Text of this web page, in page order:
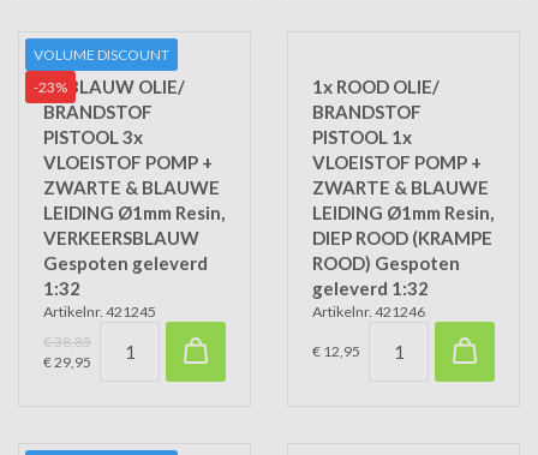
VOLUME DISCOUNT
-23%
3x BLAUW OLIE/
BRANDSTOF
PISTOOL 3x
VLOEISTOF POMP +
ZWARTE & BLAUWE
LEIDING Ø1mm Resin,
VERKEERSBLAUW
Gespoten geleverd
1:32
Artikelnr. 421245
€ 38,85
€ 29,95
1x ROOD OLIE/
BRANDSTOF
PISTOOL 1x
VLOEISTOF POMP +
ZWARTE & BLAUWE
LEIDING Ø1mm Resin,
DIEP ROOD (KRAMPE
ROOD) Gespoten
geleverd 1:32
Artikelnr. 421246
€ 12,95